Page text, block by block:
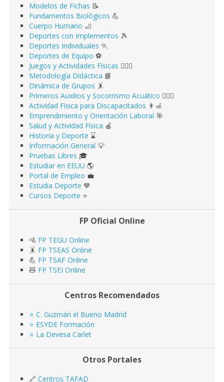
Modelos de Fichas 📝
Fundamentos Biológicos 💪
Cuerpo Humano 🦶
Deportes con Implementos 🎾
Deportes Individuales 🏃
Deportes de Equipo ⚽️
Juegos y Actividades Físicas 🤹🏻‍♂️
Metodología Didáctica 📘
Dinámica de Grupos 🤸
Primeros Auxilios y Socorrismo Acuático 🏊🏻‍♂️
Actividad Física para Discapacitados 👨‍🦽
Emprendimiento y Orientación Laboral 🎯
Salud y Actividad Física 🍎
Historia y Deporte ⌛️
Información General 💡
Pruebas Libres 🎓
Estudiar en EEUU 🌎​
Portal de Empleo 💼
Estudia Deporte 💙
Cursos Deporte ⭐️
FP Oficial Online
🚵 FP TEGU Online
🤸 FP TSEAS Online
💪 FP TSAF Online
🧸 FP TSEI Online
Centros Recomendados
⭐️ C. Guzmán el Bueno Madrid
⭐️ ESYDE Formación
⭐️ La Devesa Carlet
Otros Portales
🔗 Centros TAFAD